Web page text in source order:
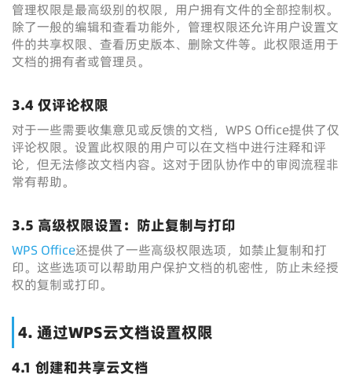
管理权限是最高级别的权限，用户拥有文件的全部控制权。
除了一般的编辑和查看功能外，管理权限还允许用户设置文
件的共享权限、查看历史版本、删除文件等。此权限适用于
文档的拥有者或管理员。
3.4 仅评论权限
对于一些需要收集意见或反馈的文档，WPS Office提供了仅
评论权限。设置此权限的用户可以在文档中进行注释和评
论，但无法修改文档内容。这对于团队协作中的审阅流程非
常有帮助。
3.5 高级权限设置：防止复制与打印
WPS Office还提供了一些高级权限选项，如禁止复制和打
印。这些选项可以帮助用户保护文档的机密性，防止未经授
权的复制或打印。
4. 通过WPS云文档设置权限
4.1 创建和共享云文档